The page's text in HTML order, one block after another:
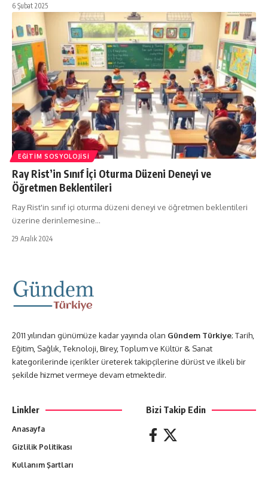
6 Şubat 2025
EĞITIM SOSYOLOJISI
Ray Rist’in Sınıf İçi Oturma Düzeni Deneyi ve
Öğretmen Beklentileri
Ray Rist'in sınıf içi oturma düzeni deneyi ve öğretmen beklentileri
üzerine derinlemesine…
29 Aralık 2024
2011 yılından günümüze kadar yayında olan Gündem Türkiye; Tarih,
Eğitim, Sağlık, Teknoloji, Birey, Toplum ve Kültür & Sanat
kategorilerinde içerikler üreterek takipçilerine dürüst ve ilkeli bir
şekilde hizmet vermeye devam etmektedir.
Linkler
Anasayfa
Gizlilik Politikası
Kullanım Şartları
Bizi Takip Edin